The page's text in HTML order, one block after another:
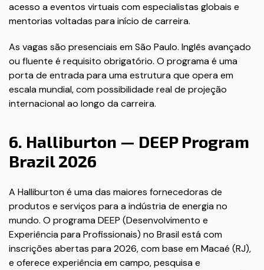
acesso a eventos virtuais com especialistas globais e
mentorias voltadas para início de carreira.
As vagas são presenciais em São Paulo. Inglês avançado
ou fluente é requisito obrigatório. O programa é uma
porta de entrada para uma estrutura que opera em
escala mundial, com possibilidade real de projeção
internacional ao longo da carreira.
6. Halliburton — DEEP Program
Brazil 2026
A Halliburton é uma das maiores fornecedoras de
produtos e serviços para a indústria de energia no
mundo. O programa DEEP (Desenvolvimento e
Experiência para Profissionais) no Brasil está com
inscrições abertas para 2026, com base em Macaé (RJ),
e oferece experiência em campo, pesquisa e